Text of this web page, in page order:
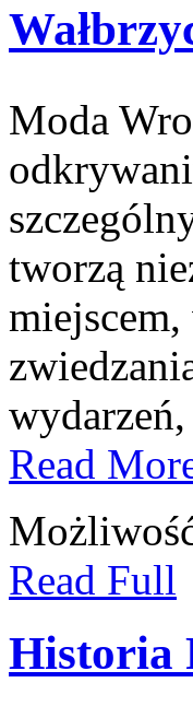
Moda
tworzą
Read
Read Full
Historia